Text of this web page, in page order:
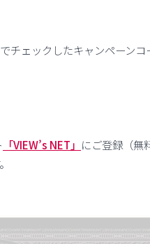
チェックしたキャンペーン
「VIEW’s NET」 にご登録（無